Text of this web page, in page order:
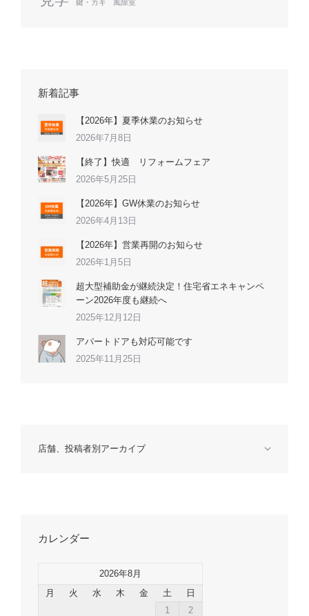
鍵・カギ 風除室
新着記事
【2026年】夏季休業のお知らせ
2026年7月8日
【終了】快適 リフォームフェア
2026年5月25日
【2026年】GW休業のお知らせ
2026年4月13日
【2026年】営業再開のお知らせ
2026年1月5日
超大型補助金が継続決定！住宅省エネキャンペ
ーン2026年度も継続へ
2025年12月12日
アパートドアも対応可能です
2025年11月25日
店舗、投稿者別アーカイブ
カレンダー
2026年8月
月
火 水 木 金 土
日
1
2